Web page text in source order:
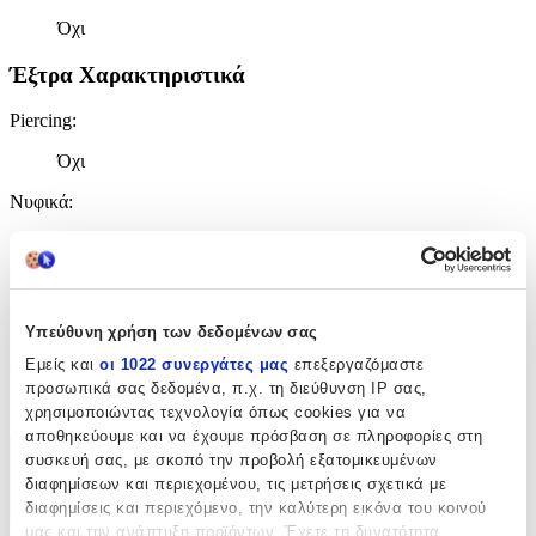
Υπεύθυνη χρήση των δεδομένων σας
Εμείς και οι 1022 συνεργάτες μας επεξεργαζόμαστε
προσωπικά σας δεδομένα, π.χ. τη διεύθυνση IP σας,
χρησιμοποιώντας τεχνολογία όπως cookies για να
αποθηκεύουμε και να έχουμε πρόσβαση σε πληροφορίες στη
συσκευή σας, με σκοπό την προβολή εξατομικευμένων
διαφημίσεων και περιεχομένου, τις μετρήσεις σχετικά με
διαφημίσεις και περιεχόμενο, την καλύτερη εικόνα του κοινού
μας και την ανάπτυξη προϊόντων. Έχετε τη δυνατότητα
Όχι
Έξτρα Χαρακτηριστικά
Piercing:
Όχι
Νυφικά:
Τύπος:
Καρφωτά
Clip:
Όχι
Χαρακτηριστικά
+